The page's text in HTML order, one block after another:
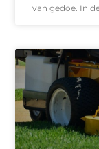
van gedoe. In